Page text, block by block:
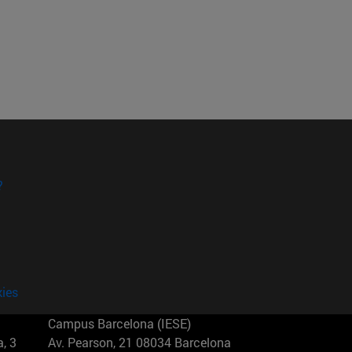
3
Campus Barcelona (IESE)
Av. Pearson, 21 08034 Barcelona